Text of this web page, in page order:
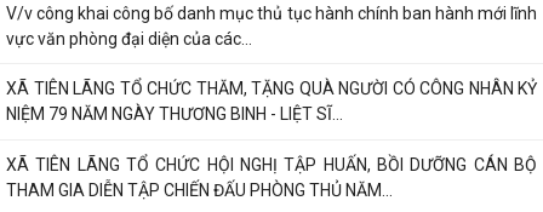
V/v công khai công bố danh mục thủ tục hành chính ban hành mới lĩnh
vực văn phòng đại diện của các...
XÃ TIÊN LÃNG TỔ CHỨC THĂM, TẶNG QUÀ NGƯỜI CÓ CÔNG NHÂN KỶ
NIỆM 79 NĂM NGÀY THƯƠNG BINH - LIỆT SĨ...
XÃ TIÊN LÃNG TỔ CHỨC HỘI NGHỊ TẬP HUẤN, BỒI DƯỠNG CÁN BỘ
THAM GIA DIỄN TẬP CHIẾN ĐẤU PHÒNG THỦ NĂM...